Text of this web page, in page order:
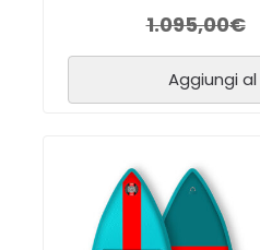
1.095,00€
Aggiungi